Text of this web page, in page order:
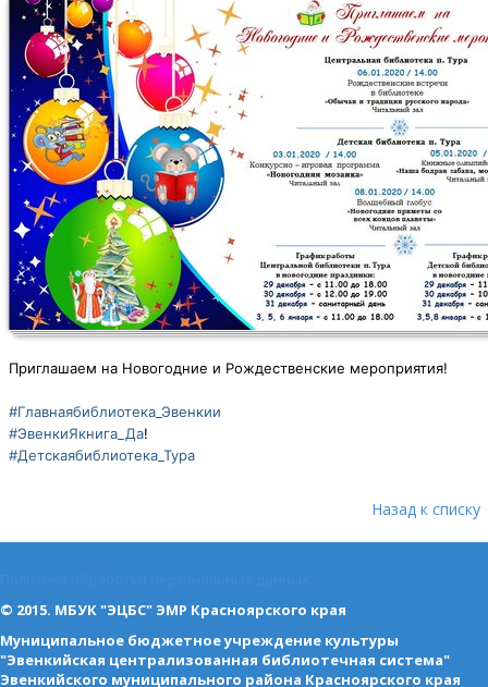
Приглашаем на Новогодние и Рождественские мероприятия!
#Главнаябиблиотека_Эвенкии
#ЭвенкиЯкнига_Да!
#Детскаябиблиотека_Тура
Назад к списку
© 2015. МБУК "ЭЦБС" ЭМР Красноярского края
Муниципальное бюджетное учреждение культуры
"Эвенкийская централизованная библиотечная система"
Эвенкийского муниципального района Красноярского края